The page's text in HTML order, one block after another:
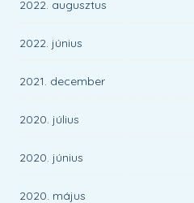
2022. augusztus
2022. június
2021. december
2020. július
2020. június
2020. május